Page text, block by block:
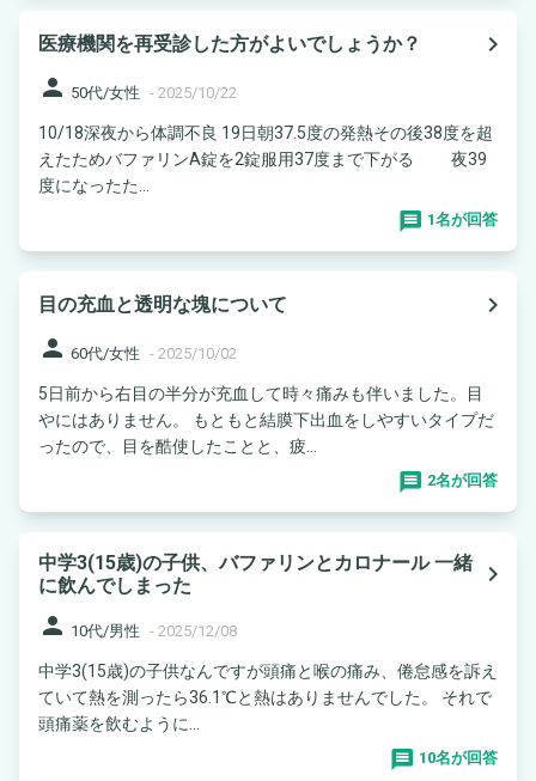
医療機関を再受診した方がよいでしょうか？
navigate_next
person 50代/女性 - 2025/10/22
10/18深夜から体調不良 19日朝37.5度の発熱その後38度を超
えたためバファリンA錠を2錠服用37度まで下がる 夜39
度になったた...
1名が回答
目の充血と透明な塊について
navigate_next
person 60代/女性 - 2025/10/02
5日前から右目の半分が充血して時々痛みも伴いました。目
やにはありません。 もともと結膜下出血をしやすいタイプだ
ったので、目を酷使したことと、疲...
2名が回答
中学3(15歳)の子供、バファリンとカロナール 一緒
に飲んでしまった
navigate_next
person 10代/男性 - 2025/12/08
中学3(15歳)の子供なんですが頭痛と喉の痛み、倦怠感を訴え
ていて熱を測ったら36.1℃と熱はありませんでした。 それで
頭痛薬を飲むように...
10名が回答